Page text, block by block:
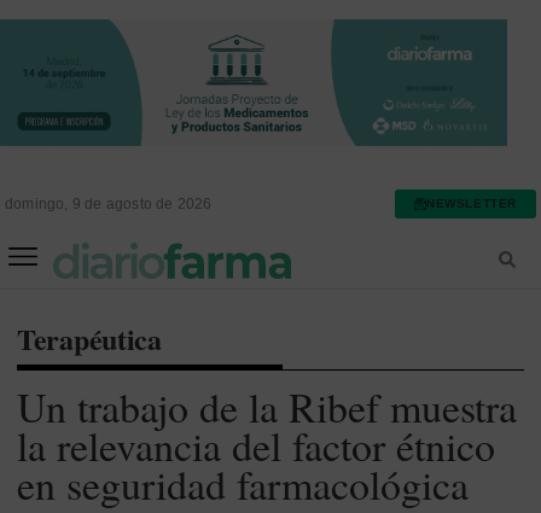
domingo, 9 de agosto de 2026 NEWSLETTER
Terapéutica
Un trabajo de la Ribef muestra
la relevancia del factor étnico
en seguridad farmacológica